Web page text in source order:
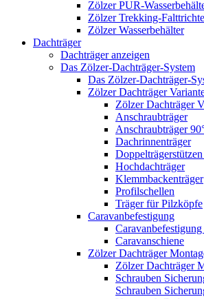
Zölzer PUR-
Zölzer Trekking-
Zölzer Wasserbehälter
Dachträger
Dachträger anzeigen
Das Zölzer-Dachträger-System
Das Zölzer-Dachträger-
Zölzer Dachträger
Zölzer Dachträger
Anschraubträger
Anschraubträger
Dachrinnenträger
Hochdachträger
Klemmbackenträger
Profilschellen
Träger für Pilzköpfe
Caravanbefestigung
Caravanbefestigung
Caravanschiene
Zölzer Dachträger
Zölzer Dachträger
Schrauben
Schrauben